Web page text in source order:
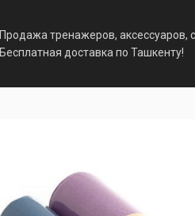
Продажа тренажеров, аксессуаров,
Бесплатная доставка по Ташкенту!